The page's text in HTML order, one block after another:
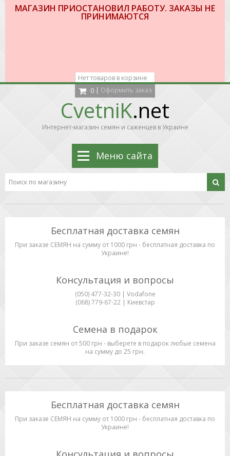
МАГАЗИН ПРИОСТАНОВИЛ РАБОТУ. ЗАКАЗЫ НЕ
ПРИНИМАЮТСЯ
Нет товаров в корзине
0 | Оформить заказ
CvetniK.net
Интернет-магазин семян и саженцев в Украине
Меню сайта
Бесплатная доставка семян
При заказе СЕМЯН на сумму от 1000 грн - бесплатная доставка по
Украине!
Консультация и вопросы
(050) 477-32-30 | Vodafone
(068) 779-67-22 | Киевстар
Семена в подарок
При заказе семян от 500 грн - выберете в подарок любые семена
на сумму до 25 грн.
Бесплатная доставка семян
При заказе СЕМЯН на сумму от 1000 грн - бесплатная доставка по
Украине!